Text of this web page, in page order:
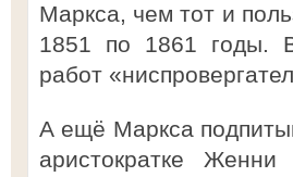
Маркса, чем тот и
1851 по 1861 годы.
работ
А ещё Маркса
аристократке